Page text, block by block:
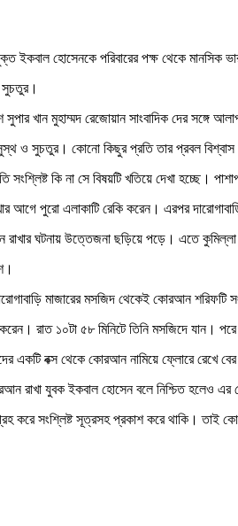
হোসেনকে পরিবারের পক্ষ থেকে মানসিক
সুচতুর।
সুপার খান মুহাম্মদ রেজোয়ান সাংবাদিক দের সঙ্গে
ও সুচতুর। কোনো কিছুর প্রতি তার প্রবল
কি না সে বিষয়টি খতিয়ে দেখা হচ্ছে।
আগে পুরো এলাকাটি রেকি করেন। এরপর
ঘটনায় উত্তেজনা ছড়িয়ে পড়ে। এতে কুমিল্লা
মাজারের মসজিদ থেকেই কোরআন
রাত ১০টা ৫৮ মিনিটে তিনি মসজিদে যান।
বক্স থেকে কোরআন নামিয়ে ফ্লোরে রেখে
রাখা যুবক ইকবাল হোসেন বলে নিশ্চিত হলেও এর
করে সংশ্লিষ্ট সূত্রসহ প্রকাশ করে থাকি।